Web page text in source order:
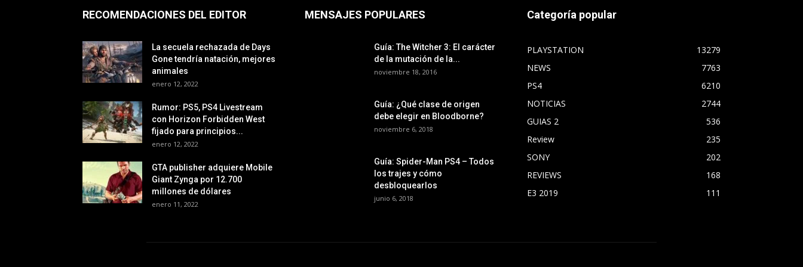
RECOMENDACIONES DEL EDITOR
La secuela rechazada de Days
Gone tendría natación, mejores
animales
enero 12, 2022
Rumor: PS5, PS4 Livestream
con Horizon Forbidden West
fijado para principios...
enero 12, 2022
GTA publisher adquiere Mobile
Giant Zynga por 12.700
millones de dólares
enero 11, 2022
MENSAJES POPULARES
Guía: The Witcher 3: El carácter
de la mutación de la...
noviembre 18, 2016
Guía: ¿Qué clase de origen
debe elegir en Bloodborne?
noviembre 6, 2018
Guía: Spider-Man PS4 – Todos
los trajes y cómo
desbloquearlos
junio 6, 2018
Categoría popular
PLAYSTATION
13279
NEWS
7763
PS4
6210
NOTICIAS
2744
GUIAS 2
536
Review
235
SONY
202
REVIEWS
168
E3 2019
111